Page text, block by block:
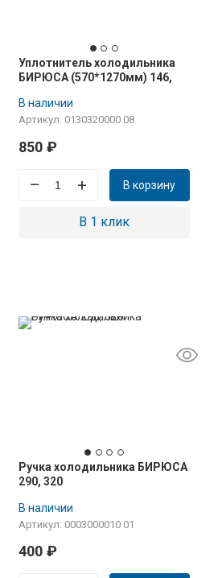
Уплотнитель холодильника
БИРЮСА (570*1270мм) 146,
камеры
В наличии
Артикул: 0130320000 08
850 ₽
– + В корзину
В 1 клик
Ручка холодильника БИРЮСА
290, 320
В наличии
Артикул: 0003000010 01
400 ₽